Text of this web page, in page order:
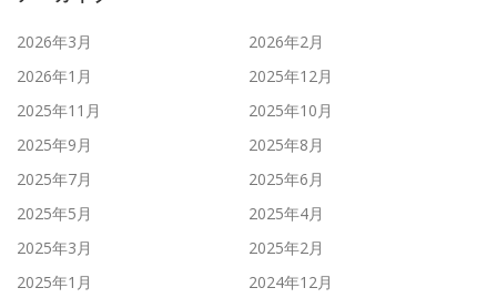
2026年3月
2026年2月
2026年1月
2025年12月
2025年11月
2025年10月
2025年9月
2025年8月
2025年7月
2025年6月
2025年5月
2025年4月
2025年3月
2025年2月
2025年1月
2024年12月